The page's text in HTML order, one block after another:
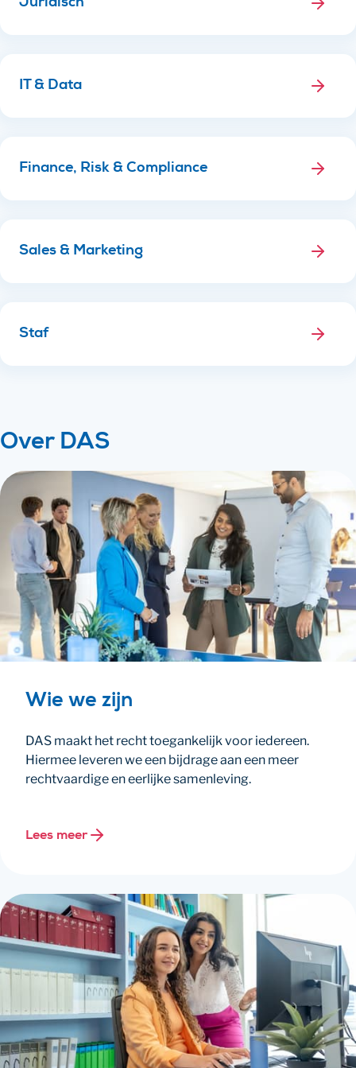
Juridisch
IT & Data
Finance, Risk & Compliance
Sales & Marketing
Staf
Over DAS
Wie we zijn
DAS maakt het recht toegankelijk voor iedereen.
Hiermee leveren we een bijdrage aan een meer
rechtvaardige en eerlijke samenleving.
Lees meer